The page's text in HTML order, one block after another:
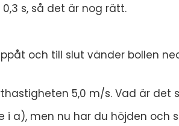
0,3 s, så det är nog rätt.
och till slut vänder bollen
5,0 m/s. Vad är
a), men nu har du höjden och